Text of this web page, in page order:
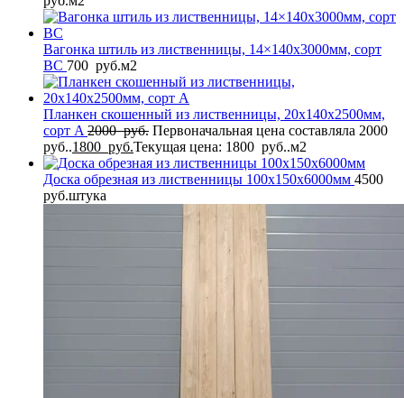
Вагонка штиль из лиственницы, 14×140x3000мм, сорт
BС 700 руб.м2
Планкен скошенный из лиственницы, 20x140x2500мм,
сорт A 2000руб. Первоначальная цена составляла 2000
руб..1800 руб.Текущая цена: 1800 руб..м2
Доска обрезная из лиственницы 100x150x6000мм 4500
руб.штука